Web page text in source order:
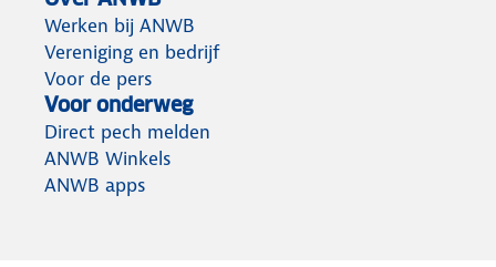
Werken bij ANWB
Vereniging en bedrijf
Voor de pers
Voor onderweg
Direct pech melden
ANWB Winkels
ANWB apps